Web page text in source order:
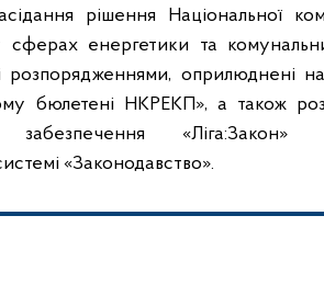
рішення Національної
енергетики та
розпорядженнями, оприлюднені
бюлетені НКРЕКП», а також
забезпечення
«Законодавство».